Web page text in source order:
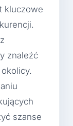
kluczowe
znaleźć
szanse